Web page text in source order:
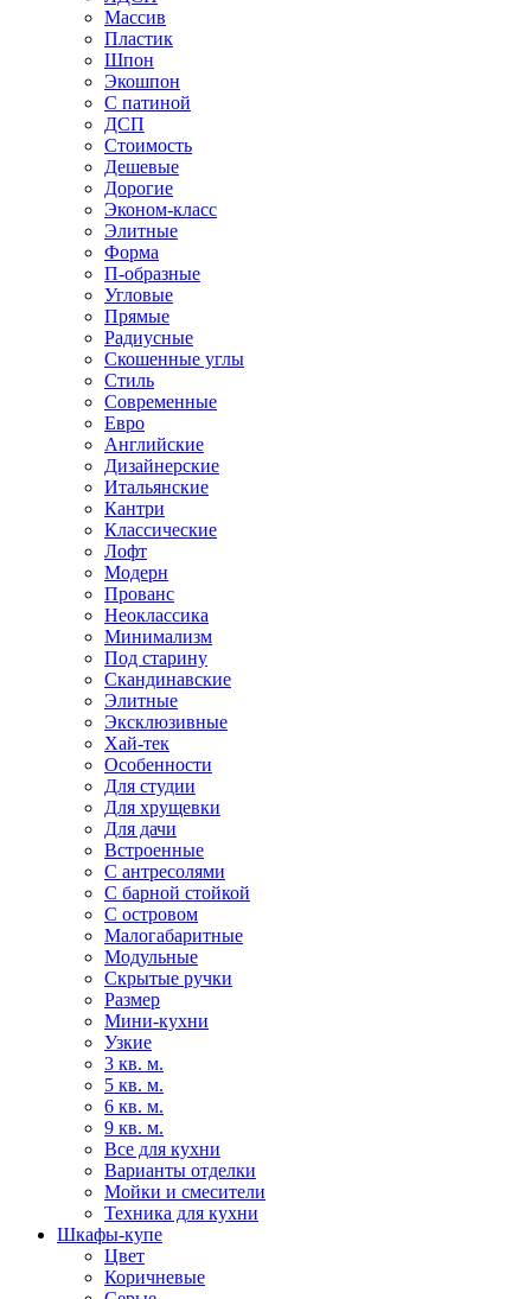
Массив
Пластик
Шпон
Экошпон
С патиной
ДСП
Стоимость
Дешевые
Дорогие
Эконом-класс
Элитные
Форма
П-образные
Угловые
Прямые
Радиусные
Скошенные углы
Стиль
Современные
Евро
Английские
Дизайнерские
Итальянские
Кантри
Классические
Лофт
Модерн
Прованс
Неоклассика
Минимализм
Под старину
Скандинавские
Элитные
Эксклюзивные
Хай-тек
Особенности
Для студии
Для хрущевки
Для дачи
Встроенные
С антресолями
С барной стойкой
С островом
Малогабаритные
Модульные
Скрытые ручки
Размер
Мини-кухни
Узкие
3 кв. м.
5 кв. м.
6 кв. м.
9 кв. м.
Все для кухни
Варианты отделки
Мойки и смесители
Техника для кухни
Шкафы-купе
Цвет
Коричневые